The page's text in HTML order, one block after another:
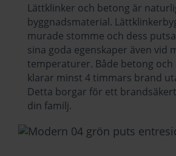
Lättklinker och betong är
byggnadsmaterial.
murade stomme och dess
sina goda egenskaper även vid
temperaturer. Både betong
klarar minst 4 timmars brand
Detta borgar för ett
din familj.